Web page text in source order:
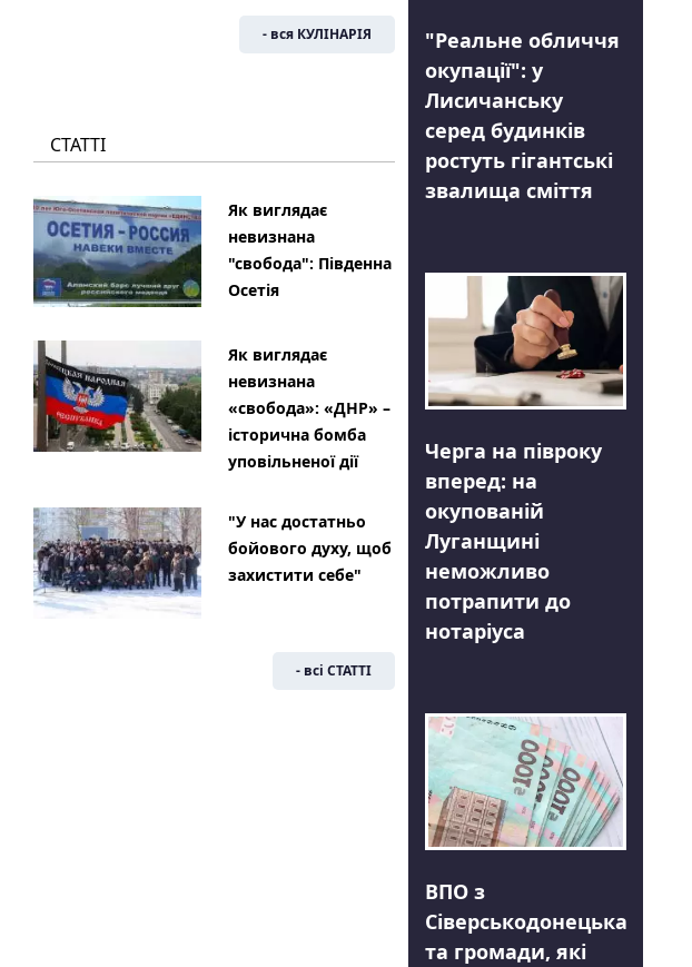
- вся КУЛІНАРІЯ
СТАТТІ
Як виглядає
невизнана
"свобода": Південна
Осетія
Як виглядає
невизнана
«свобода»: «ДНР» –
історична бомба
уповільненої дії
"У нас достатньо
бойового духу, щоб
захистити себе"
- всі СТАТТІ
"Реальне обличчя
окупації": у
Лисичанську
серед будинків
ростуть гігантські
звалища сміття
Черга на півроку
вперед: на
окупованій
Луганщині
неможливо
потрапити до
нотаріуса
ВПО з
Сіверськодонецька
та громади, які